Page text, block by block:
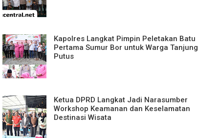
Kapolres Langkat Pimpin Peletakan Batu
Pertama Sumur Bor untuk Warga Tanjung
Putus
Ketua DPRD Langkat Jadi Narasumber
Workshop Keamanan dan Keselamatan
Destinasi Wisata